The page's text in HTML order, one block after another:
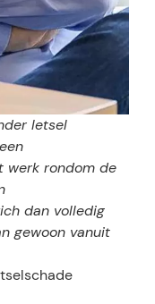
letsel
werk rondom de
dan volledig
gewoon vanuit